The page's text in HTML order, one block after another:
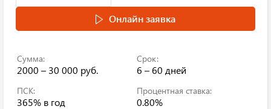
Онлайн заявка
Сумма:
2000 – 30 000 руб.
Срок:
6 – 60 дней
ПСК:
365% в год
Процентная ставка:
0.80%